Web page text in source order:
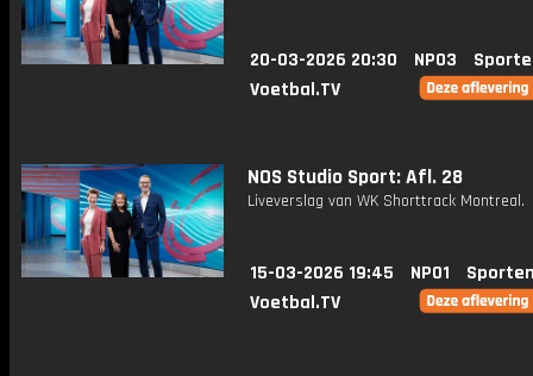
20-03-2026 20:30 NPO3
Voetbal.TV
NOS Studio Sport: Afl. 28
Liveverslag van WK Shorttrack Montreal.
15-03-2026 19:45 NPO1
Voetbal.TV